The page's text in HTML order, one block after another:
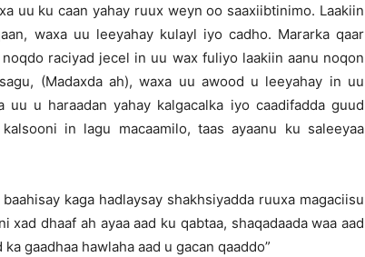
uu ku caan yahay ruux weyn oo saaxiibtinimo. Laakiin
waxa uu leeyahay kulayl iyo cadho. Mararka qaar
raciyad jecel in uu wax fuliyo laakiin aanu noqon
(Madaxda ah), waxa uu awood u leeyahay in uu
uu u haraadan yahay kalgacalka iyo caadifadda guud
in lagu macaamilo, taas ayaanu ku saleeyaa
kaga hadlaysay shakhsiyadda ruuxa magaciisu
dhaaf ah ayaa aad ku qabtaa, shaqadaada waa aad
gaadhaa hawlaha aad u gacan qaaddo”